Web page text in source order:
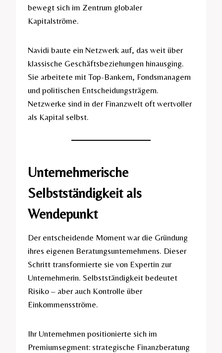
bewegt sich im Zentrum globaler
Kapitalströme.
Navidi baute ein Netzwerk auf, das weit über
klassische Geschäftsbeziehungen hinausging.
Sie arbeitete mit Top-Bankern, Fondsmanagern
und politischen Entscheidungsträgern.
Netzwerke sind in der Finanzwelt oft wertvoller
als Kapital selbst.
Unternehmerische
Selbstständigkeit als
Wendepunkt
Der entscheidende Moment war die Gründung
ihres eigenen Beratungsunternehmens. Dieser
Schritt transformierte sie von Expertin zur
Unternehmerin. Selbstständigkeit bedeutet
Risiko – aber auch Kontrolle über
Einkommensströme.
Ihr Unternehmen positionierte sich im
Premiumsegment: strategische Finanzberatung